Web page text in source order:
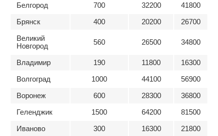
Белгород
700 32200
41800
Брянск
400 20200
26700
Великий
Новгород
560 26500 34800
Владимир 190 11800
16300
Волгоград
1000 44100
56900
Воронеж
600 28300
36800
Геленджик
1500 64200
81500
Иваново
300 16300
21800